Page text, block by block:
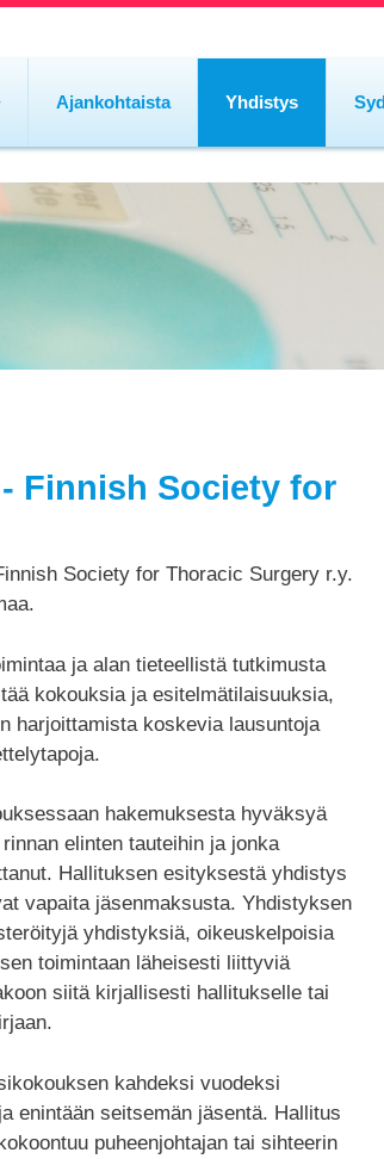
Ajankohtaista Yhdistys
Finnish Society for
Society for Thoracic Surgery r.y.
ja alan tieteellistä tutkimusta
kokouksia ja esitelmätilaisuuksia,
harjoittamista koskevia lausuntoja
hakemuksesta hyväksyä
elinten tauteihin ja jonka
Hallituksen esityksestä yhdistys
vapaita jäsenmaksusta. Yhdistyksen
yhdistyksiä, oikeuskelpoisia
toimintaan läheisesti liittyviä
siitä kirjallisesti hallitukselle tai
kahdeksi vuodeksi
enintään seitsemän jäsentä. Hallitus
puheenjohtajan tai sihteerin